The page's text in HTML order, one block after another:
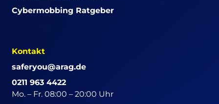
Cybermobbing Ratgeber
Kontakt
saferyou@arag.de
0211 963 4422
Mo. – Fr. 08:00 – 20:00 Uhr